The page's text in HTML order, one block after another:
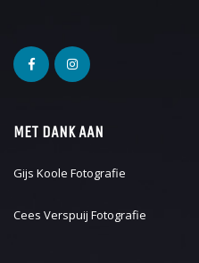
MET DANK AAN
Gijs Koole Fotografie
Cees Verspuij Fotografie